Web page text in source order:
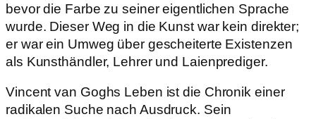
bevor die Farbe zu seiner eigentlichen Sprache
wurde. Dieser Weg in die Kunst war kein direkter;
er war ein Umweg über gescheiterte Existenzen
als Kunsthändler, Lehrer und Laienprediger.
Vincent van Goghs Leben ist die Chronik einer
radikalen Suche nach Ausdruck. Sein